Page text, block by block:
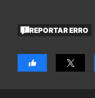
REPORTAR ERRO